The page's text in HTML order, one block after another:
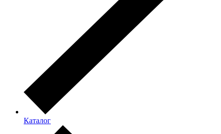
Каталог